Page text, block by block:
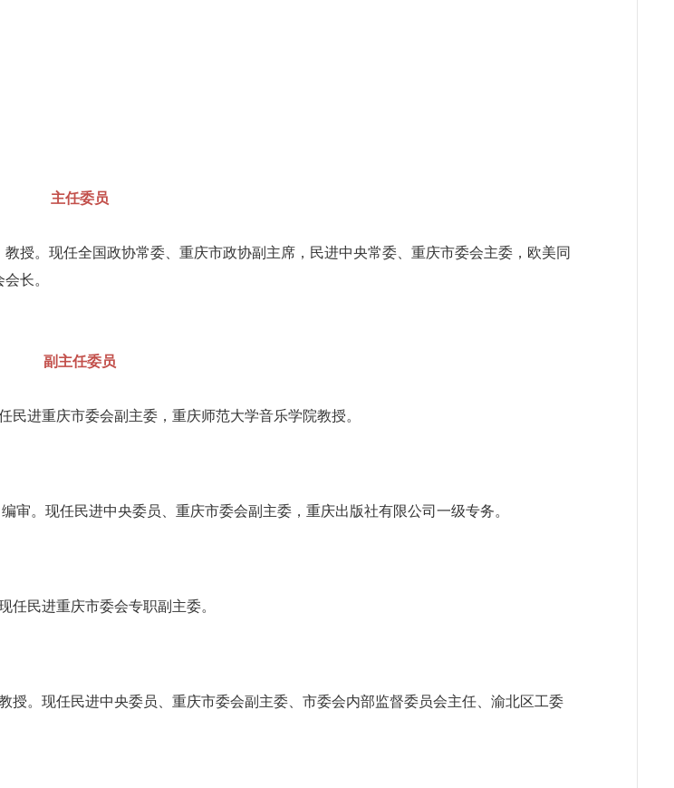
主任委员
授。现任全国政协常委、重庆市政协副主席，民进中央常委、重庆市委会主委，欧美同
长。
副主任委员
进重庆市委会副主委，重庆师范大学音乐学院教授。
审。现任民进中央委员、重庆市委会副主委， 重庆出版社有限公司一级专务。
任民进重庆市委会专职副主委。
授。现任民进中央委员、重庆市委会副主委、市委会内部监督委员会主任、渝北区工委